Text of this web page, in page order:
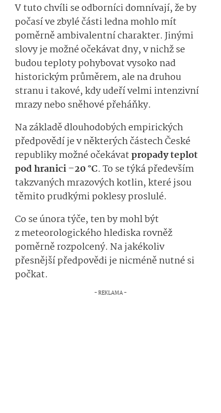
V tuto chvíli se odborníci domnívají, že by
počasí ve zbylé části ledna mohlo mít
poměrně ambivalentní charakter. Jinými
slovy je možné očekávat dny, v nichž se
budou teploty pohybovat vysoko nad
historickým průměrem, ale na druhou
stranu i takové, kdy udeří velmi intenzivní
mrazy nebo sněhové přeháňky.
Na základě dlouhodobých empirických
předpovědí je v některých částech České
republiky možné očekávat propady teplot
pod hranici –20 °C. To se týká především
takzvaných mrazových kotlin, které jsou
těmito prudkými poklesy proslulé.
Co se února týče, ten by mohl být
z meteorologického hlediska rovněž
poměrně rozpolcený. Na jakékoliv
přesnější předpovědi je nicméně nutné si
počkat.